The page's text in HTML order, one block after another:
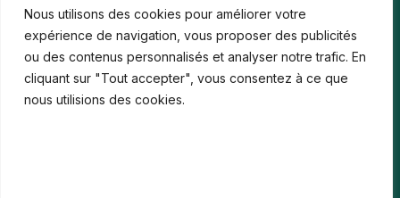
Nous utilisons des cookies pour améliorer votre
expérience de navigation, vous proposer des publicités
ou des contenus personnalisés et analyser notre trafic. En
cliquant sur "Tout accepter", vous consentez à ce que
nous utilisions des cookies.
Bonus de bienvenue en France : comment…
Casinos iPhone en France : 2026 Guide…
Monter en compétences digitales en entreprise :…